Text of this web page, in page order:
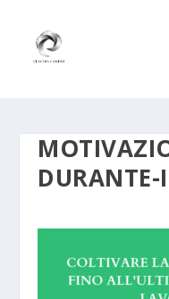
DURANTE-